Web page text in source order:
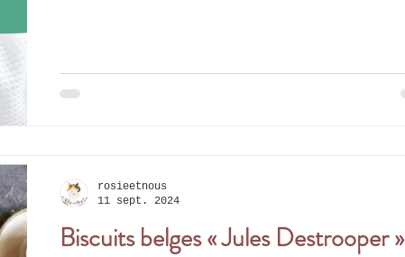
Biscuits belges « Jules Destrooper »
rosieetnous
11 sept. 2024